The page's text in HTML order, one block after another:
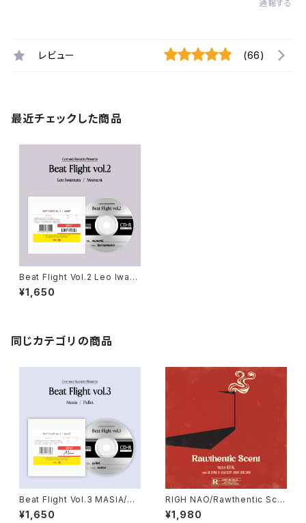
通報する
レビュー (66)
最近チェックした商品
Beat Flight Vol.2 Leo Iwam
ura/Moment ※QRコード付
き
¥1,650
同じカテゴリの商品
Beat Flight Vol.3 MASIA/Pa
llet ※QRコード付き
¥1,650
RIGH NAO/Rawthentic Sce
nt ※特典 アルバムのインスト盤
¥1,980